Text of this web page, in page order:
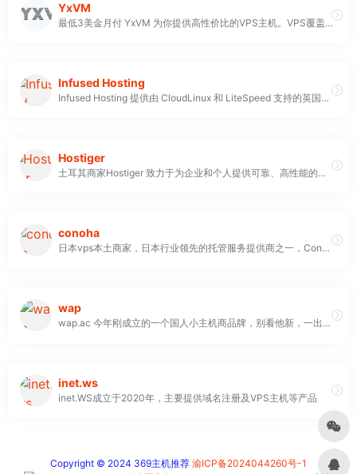
YxVM
最低3美金月付 YxVM 为你提供高性价比的VPS主机。VPS覆盖香港, 台湾，新加坡，日本，美国，韩国等地区，带宽大，流量计算灵活。我们的服务器配备了 RAID 10 NVMe SSD 存储，确保高速性能、冗余和可靠性
Infused Hosting
Infused Hosting 提供由 CloudLinux 和 LiteSpeed 支持的英国高级网络托管服务，保证 99.9% 的正常运行时间，并提供 30 天退款保证
Hostiger
土耳其商家Hostiger 致力于为企业和个人提供可靠、高性能的基础设施，帮助他们在快速变化的数字环境中蓬勃发展。自 2015 年以来，我们已通过创新的网络托管、云解决方案和相关技术为数百万用户提供服务
conoha
日本vps本土商家，日本行业领先的托管服务提供商之一，Conoha 专注于 VPS 服务器，因此，客户在这里找不到共享托管包或专用服务器。 他们的产品价格合理，客户可以使用多种付款方式付款。 坏消息是他们不提供退款保证
wap
wap.ac 今年刚成立的一个国人小主机商品牌，别看他新，一出手就是$1/月的香港、日本 VPS，吸引了不少人
inet.ws
inet.WS成立于2020年，主要提供域名注册及VPS主机等产品
Copyright © 2024 369主机推荐 渝ICP备2024044260号-1